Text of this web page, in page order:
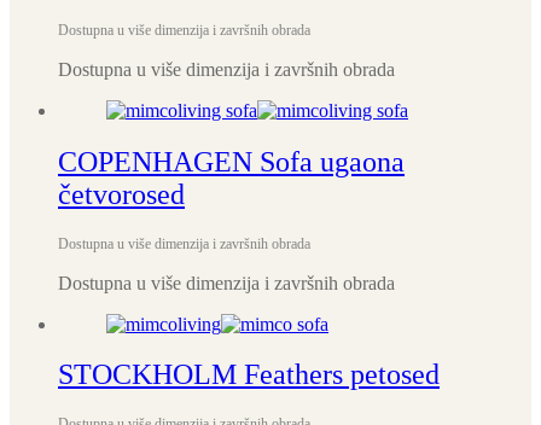
Dostupna u više dimenzija i završnih obrada
Dostupna u više dimenzija i završnih obrada
COPENHAGEN Sofa ugaona
četvorosed
Dostupna u više dimenzija i završnih obrada
Dostupna u više dimenzija i završnih obrada
STOCKHOLM Feathers petosed